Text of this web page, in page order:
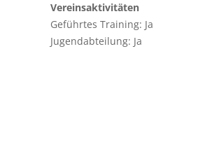
Vereinsaktivitäten
Geführtes Training: Ja
Jugendabteilung: Ja